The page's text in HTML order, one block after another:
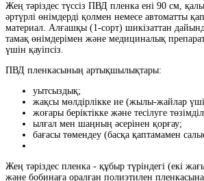
Жең тәріздес түссіз ПВД пленка ені 90 см,
әртүрлі өнімдерді қолмен немесе автоматты
материал. Алғашқы (1-сорт) шикізаттан
тамақ өнімдерімен және медициналық
үшін қауіпсіз.
ПВД пленкасының артықшылықтары:
уытсыздық;
жақсы мөлдірлікке ие (жылы-жайлар
жоғары беріктікке және тесілуге
ылғал мен шаңның әсерінен қорғау;
бағасы төмендеу (басқа қаптамамен
Жең тәріздес пленка - құбыр түріндегі (екі
және бобинаға оралған полиэтилен